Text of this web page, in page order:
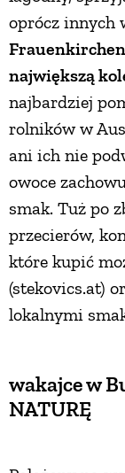
oprócz innych
największą
najbardziej
rolników w
ani ich nie
owoce
smak. Tuż po
przecierów,
które kupić
(stekovics.at)
lokalnymi
wakajce w
NATURĘ